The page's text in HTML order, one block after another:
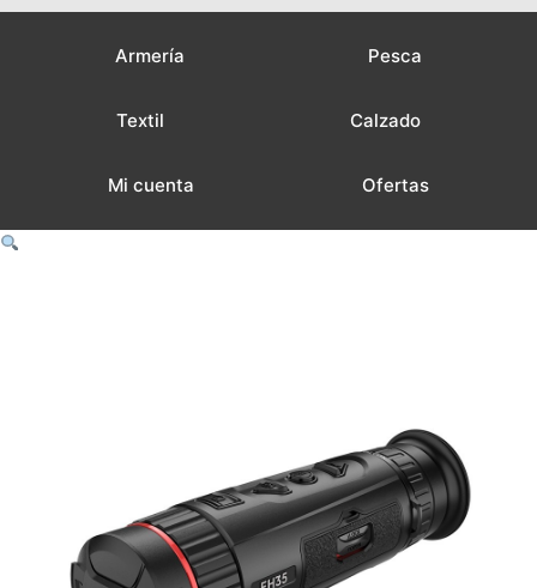
Armería Pesca
Textil Calzado
Mi cuenta Ofertas